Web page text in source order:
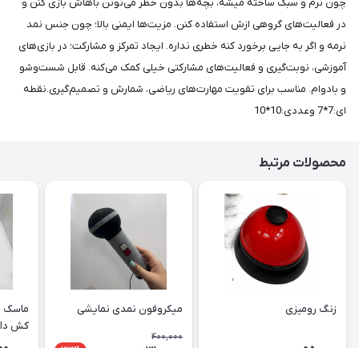
چون نرم و سبک ساخته میشه، بچه‌ها بدون خطر می‌تونن باهاش بازی کنن و
در فعالیت‌های گروهی ازش استفاده کنن. مزیت‌ها ایمنی بالا؛ چون جنس نمد
نرمه و اگر به جایی برخورد کنه خطری نداره. ایجاد تمرکز و مشارکت؛ در بازی‌های
آموزشی، نوبت‌گیری و فعالیت‌های مشارکتی خیلی کمک می‌کنه. قابل شست‌وشو
و بادوام. مناسب برای تقویت مهارت‌های ریاضی، شمارش و تصمیم‌گیری.نقطه
ای:7*7 وعددی:10*10
محصولات مرتبط
زنگ رومیزی میکروفون نمدی نمایشی
400,000
ماسک
کش